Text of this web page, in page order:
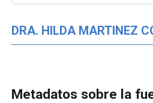
DRA. HILDA MARTINEZ
Metadatos sobre la